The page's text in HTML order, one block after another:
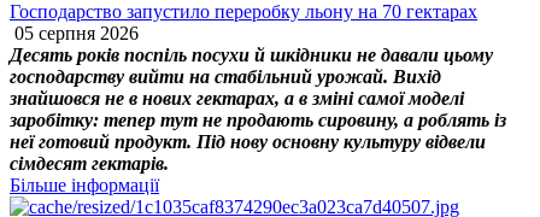
Господарство запустило переробку льону на 70 гектарах
05 серпня 2026
Десять років поспіль посухи й шкідники не давали цьому
господарству вийти на стабільний урожай. Вихід
знайшовся не в нових гектарах, а в зміні самої моделі
заробітку: тепер тут не продають сировину, а роблять із
неї готовий продукт. Під нову основну культуру відвели
сімдесят гектарів.
Більше інформації